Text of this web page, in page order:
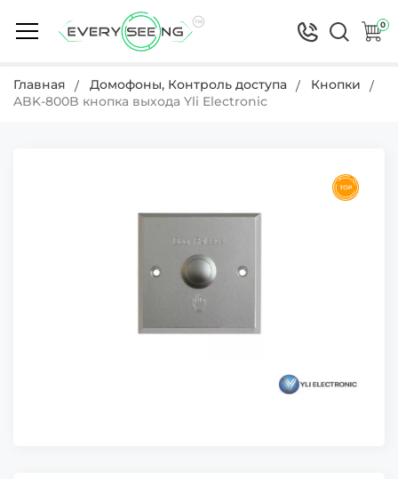
0
Главная Домофоны, Контроль доступа
Кнопки
ABK-800B кнопка выхода Yli Electronic